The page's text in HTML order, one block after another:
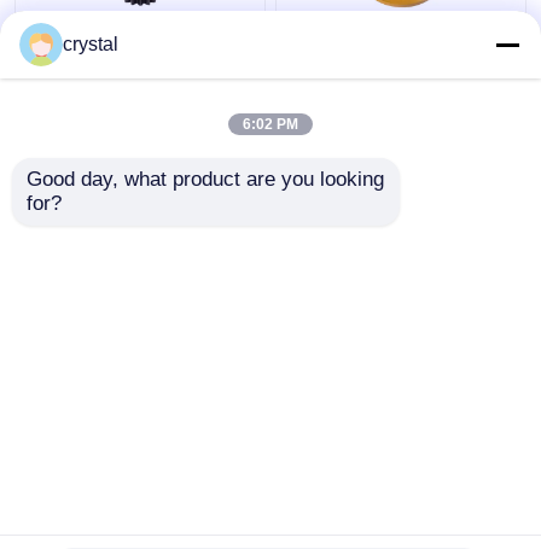
DH80 발굴기 스윙 기어
박스 Assy 낮은 소음
crystal
6:02 PM
Good day, what product are you looking
for?